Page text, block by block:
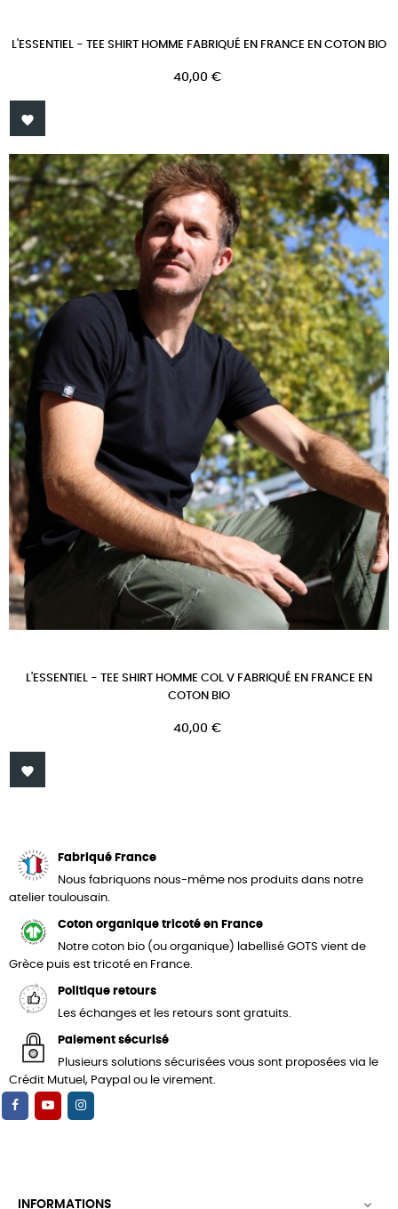
L'ESSENTIEL - TEE SHIRT HOMME FABRIQUÉ EN FRANCE EN COTON BIO
Prix
40,00 €

L'ESSENTIEL - TEE SHIRT HOMME COL V FABRIQUÉ EN FRANCE EN
COTON BIO
Prix
40,00 €

Fabriqué France
Nous fabriquons nous-même nos produits dans notre
atelier toulousain.
Coton organique tricoté en France
Notre coton bio (ou organique) labellisé GOTS vient de
Grèce puis est tricoté en France.
Politique retours
Les échanges et les retours sont gratuits.
Paiement sécurisé
Plusieurs solutions sécurisées vous sont proposées via le
Crédit Mutuel, Paypal ou le virement.
INFORMATIONS 